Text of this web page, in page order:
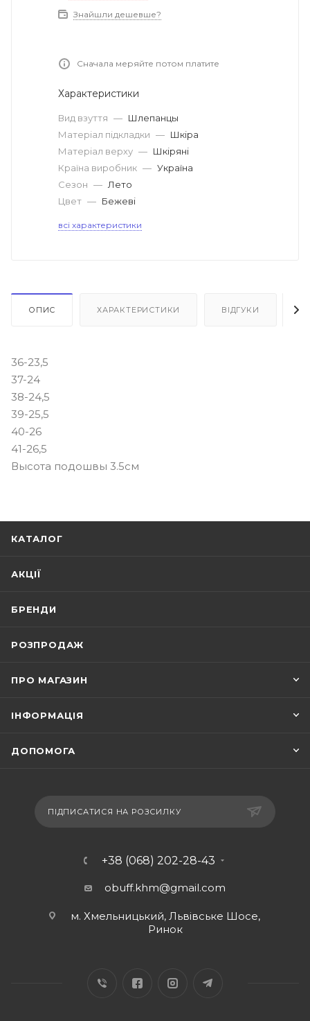
Знайшли дешевше?
Сначала меряйте потом платите
Характеристики
Вид взуття — Шлепанцы
Матеріал підкладки — Шкіра
Матеріал верху — Шкіряні
Країна виробник — Україна
Сезон — Лето
Цвет — Бежеві
всі характеристики
ОПИС ХАРАКТЕРИСТИКИ ВІДГУКИ
36-23,5
37-24
38-24,5
39-25,5
40-26
41-26,5
Высота подошвы 3.5см
КАТАЛОГ
АКЦІЇ
БРЕНДИ
РОЗПРОДАЖ
ПРО МАГАЗИН
ІНФОРМАЦІЯ
ДОПОМОГА
ПІДПИСАТИСЯ НА РОЗСИЛКУ
+38 (068) 202-28-43
obuff.khm@gmail.com
м. Хмельницький, Львівське Шосе,
Ринок